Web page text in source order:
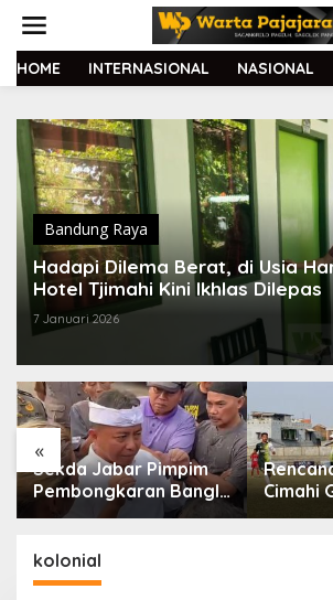
t
HOME INTERNASIONAL NASIONAL
Bandung Raya
Hadapi Dilema Berat, di Usia
Hotel Tjimahi Kini Ikhlas Dilepas
7 Januari 2026
«
Sekda Jabar Pimpim
Pembongkaran Bangli
dan Penertiban PKL
Cimahi
kolonial